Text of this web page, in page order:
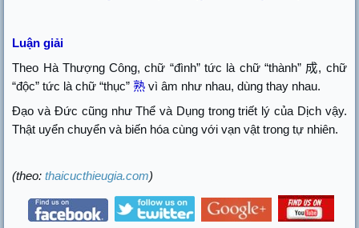
Luận giải
Theo Hà Thượng Công, chữ “đình” tức là chữ “thành” 成, chữ
“độc” tức là chữ “thục”熟 vì âm như nhau, dùng thay nhau.
Đạo và Đức cũng như Thể và Dụng trong triết lý của Dịch vậy.
Thật uyển chuyển và biến hóa cùng với vạn vật trong tự nhiên.
(theo:thaicucthieugia.com)